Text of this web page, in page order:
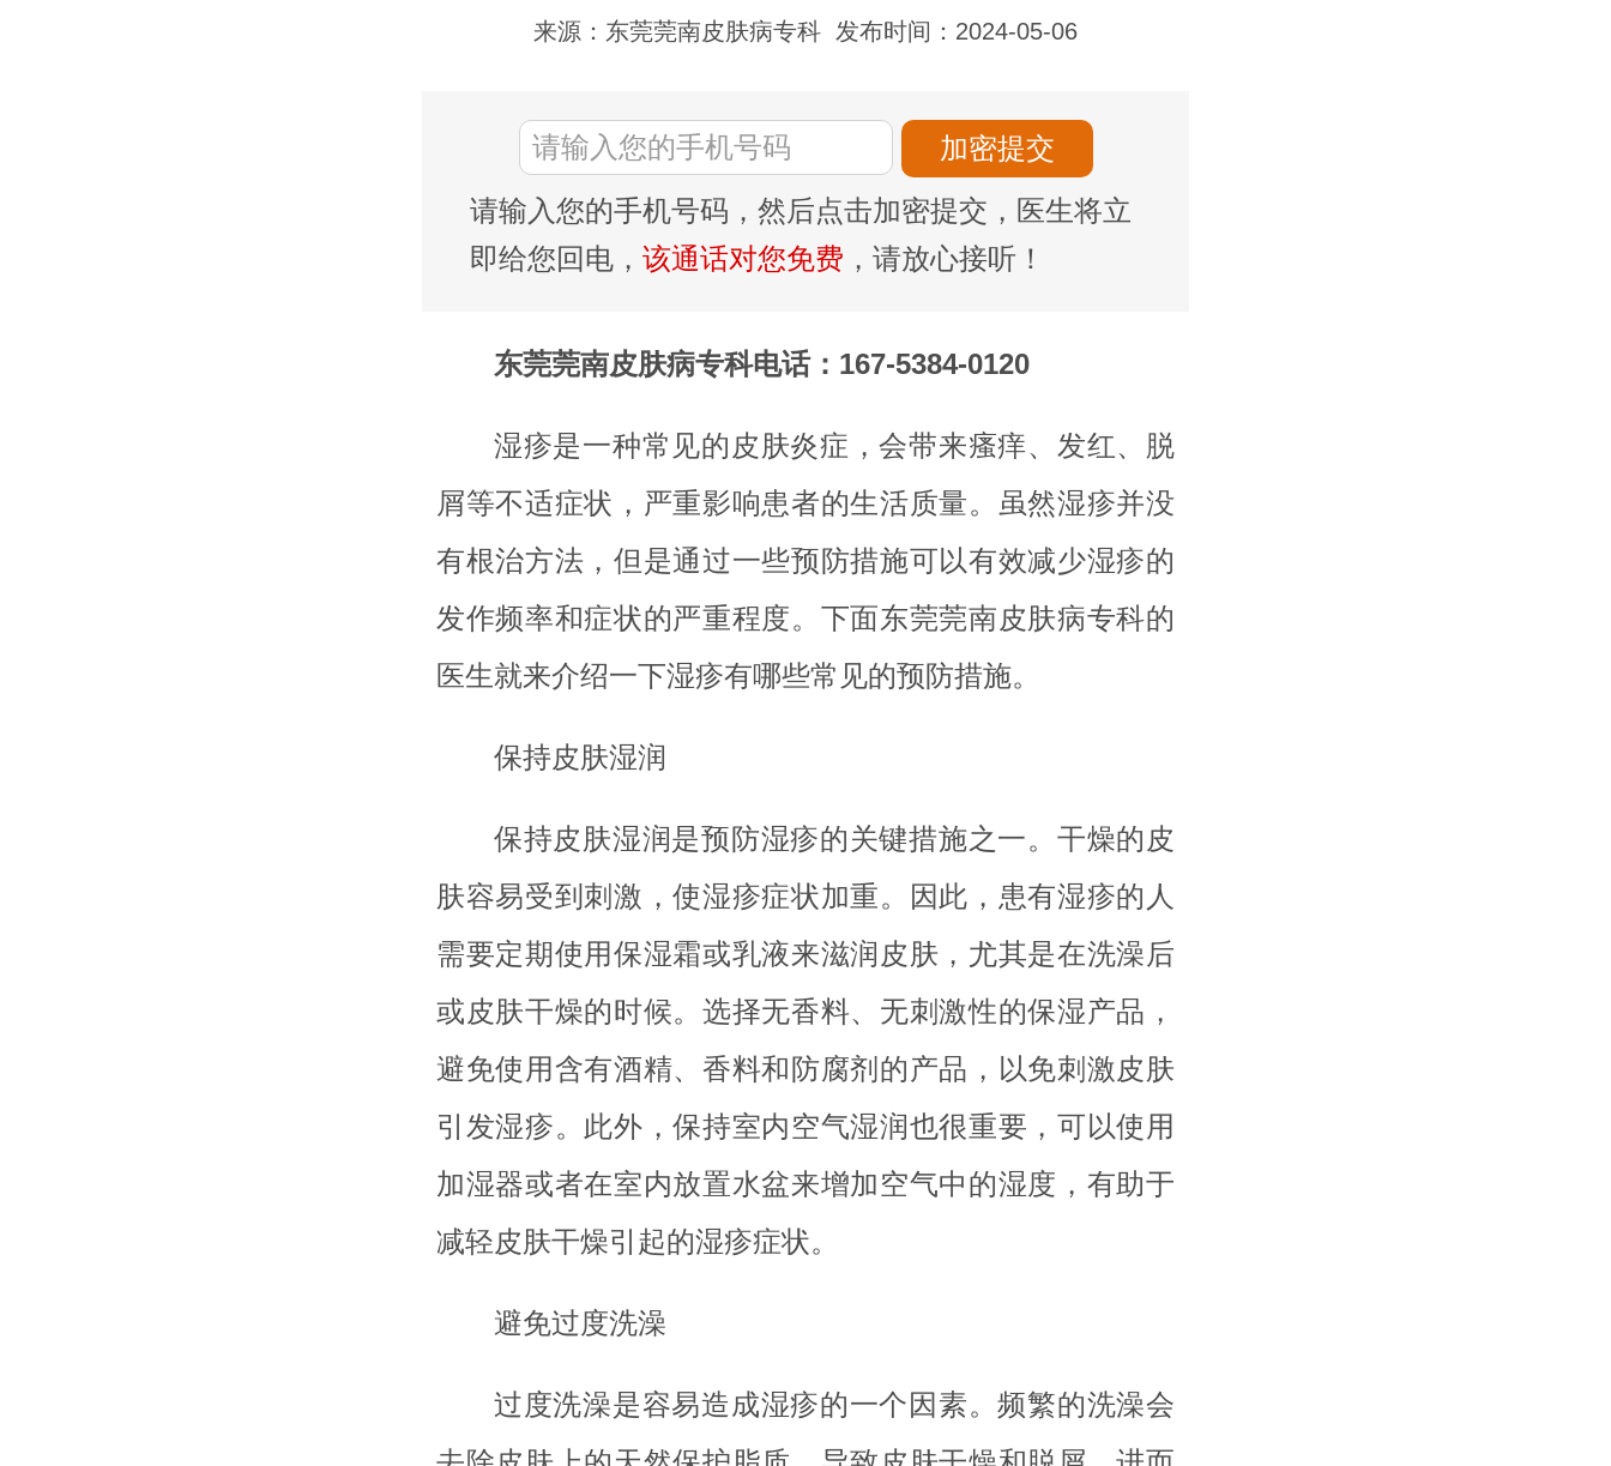
来源：东莞莞南皮肤病专科 发布时间：2024-05-06
请输入您的手机号码，然后点击加密提交，医生将立
即给您回电， 该通话对您免费 ，请放心接听！
东莞莞南皮肤病专科电话：167-5384-0120
湿疹是一种常见的皮肤炎症，会带来瘙痒、发红、脱
屑等不适症状，严重影响患者的生活质量。虽然湿疹并没
有根治方法，但是通过一些预防措施可以有效减少湿疹的
发作频率和症状的严重程度。下面东莞莞南皮肤病专科的
医生就来介绍一下湿疹有哪些常见的预防措施。
保持皮肤湿润
保持皮肤湿润是预防湿疹的关键措施之一。干燥的皮
肤容易受到刺激，使湿疹症状加重。因此，患有湿疹的人
需要定期使用保湿霜或乳液来滋润皮肤，尤其是在洗澡后
或皮肤干燥的时候。选择无香料、无刺激性的保湿产品，
避免使用含有酒精、香料和防腐剂的产品，以免刺激皮肤
引发湿疹。此外，保持室内空气湿润也很重要，可以使用
加湿器或者在室内放置水盆来增加空气中的湿度，有助于
减轻皮肤干燥引起的湿疹症状。
避免过度洗澡
过度洗澡是容易造成湿疹的一个因素。频繁的洗澡会